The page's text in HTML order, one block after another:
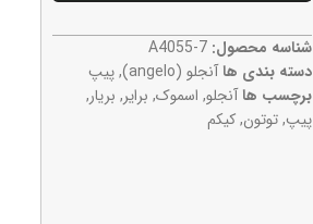
شناسه محصول:A4055-7
دسته بندی ها آنجلو (angelo) ,پیپ
برچسب ها آنجلو, اسموک, برایر, بریار,
پیپ,توتون,کیکم